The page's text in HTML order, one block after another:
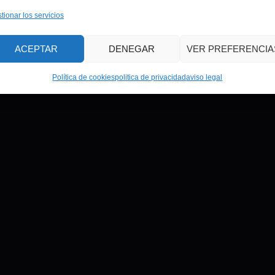
los servicios
ACEPTAR DENEGAR VER
Política de cookiespolitica de privacidadaviso legal